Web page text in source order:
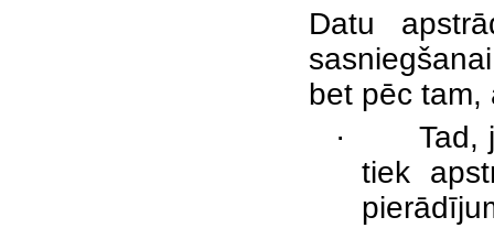
Datu
bet pēc tam,
·
Tad,
tiek